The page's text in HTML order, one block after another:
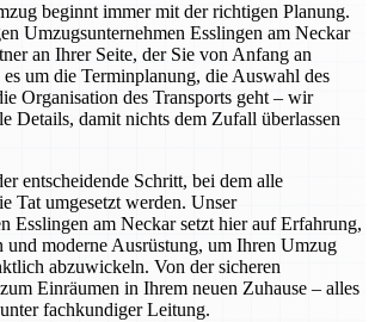
beginnt immer mit der richtigen Planung.
Umzugsunternehmen Esslingen am Neckar
an Ihrer Seite, der Sie von Anfang an
um die Terminplanung, die Auswahl des
Organisation des Transports geht – wir
Details, damit nichts dem Zufall überlassen
entscheidende Schritt, bei dem alle
Tat umgesetzt werden. Unser
Esslingen am Neckar setzt hier auf Erfahrung,
und moderne Ausrüstung, um Ihren Umzug
abzuwickeln. Von der sicheren
Einräumen in Ihrem neuen Zuhause – alles
fachkundiger Leitung.